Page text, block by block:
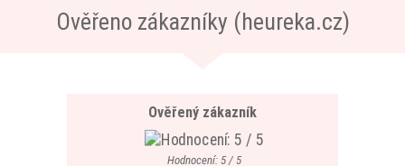
Ověřeno zákazníky (heureka.cz)
Ověřený zákazník
Hodnocení: 5 / 5